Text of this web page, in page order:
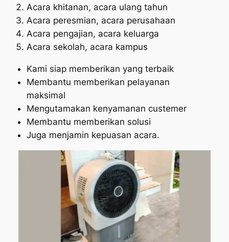
Acara khitanan, acara ulang tahun
Acara peresmian, acara perusahaan
Acara pengajian, acara keluarga
Acara sekolah, acara kampus
Kami siap memberikan yang terbaik
Membantu memberikan pelayanan
maksimal
Mengutamakan kenyamanan custemer
Membantu memberikan solusi
Juga menjamin kepuasan acara.